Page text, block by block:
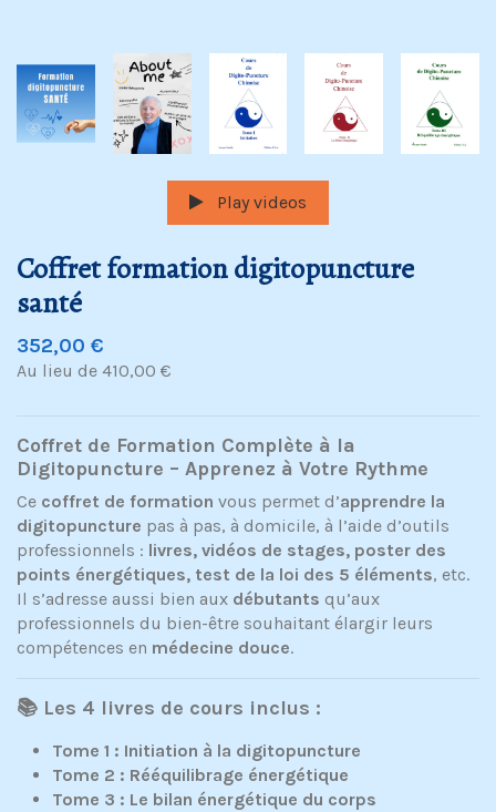
Play videos
Coffret formation digitopuncture
santé
352,00 €
Au lieu de 410,00 €
Coffret de Formation Complète à la
Digitopuncture – Apprenez à Votre Rythme
Ce coffret de formation vous permet d’apprendre la
digitopuncture pas à pas, à domicile, à l’aide d’outils
professionnels : livres, vidéos de stages, poster des
points énergétiques, test de la loi des 5 éléments, etc.
Il s’adresse aussi bien aux débutants qu’aux
professionnels du bien-être souhaitant élargir leurs
compétences en médecine douce.
📚 Les 4 livres de cours inclus :
Tome 1 : Initiation à la digitopuncture
Tome 2 : Rééquilibrage énergétique
Tome 3 : Le bilan énergétique du corps